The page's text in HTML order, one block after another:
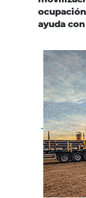
ayuda